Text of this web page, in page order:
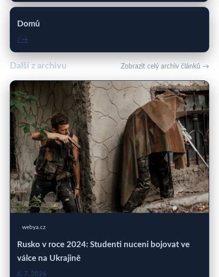
Domů
/ →
Další z archivu Zobrazit celý archiv článků →
webya.cz
Rusko v roce 2024: Studenti nuceni bojovat ve
válce na Ukrajině
6. 7. 2026